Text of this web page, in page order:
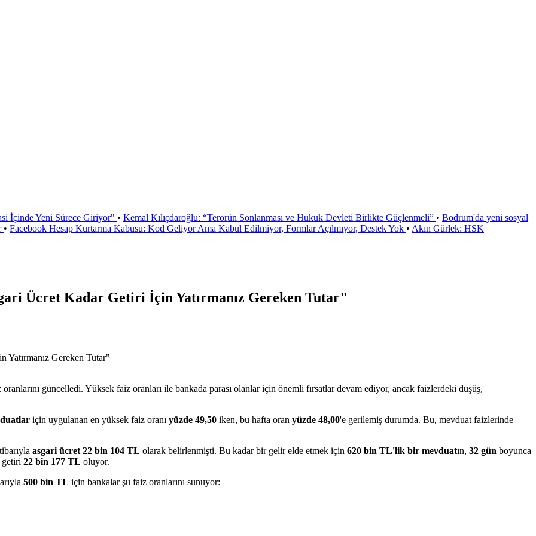
İçinde Yeni Sürece Giriyor" • Kemal Kılıçdaroğlu: “Terörün Sonlanması ve Hukuk Devleti Birlikte Güçlenmeli” • Bodrum'da yeni sosyal
• Facebook Hesap Kurtarma Kabusu: Kod Geliyor Ama Kabul Edilmiyor, Formlar Açılmıyor, Destek Yok • Akın Gürlek: HSK
Ücret Kadar Getiri İçin Yatırmanız Gereken Tutar"
güncelledi. Yüksek faiz oranları ile bankada parası olanlar için önemli fırsatlar devam ediyor, ancak faizlerdeki düşüş,
için uygulanan en yüksek faiz oranı yüzde 49,50 iken, bu hafta oran yüzde 48,00'e gerilemiş durumda. Bu, mevduat faizlerinde
asgari ücret 22 bin 104 TL olarak belirlenmişti. Bu kadar bir gelir elde etmek için 620 bin TL'lik bir mevduatın, 32 gün boyunca
getiri 22 bin 177 TL oluyor.
500 bin TL için bankalar şu faiz oranlarını sunuyor: